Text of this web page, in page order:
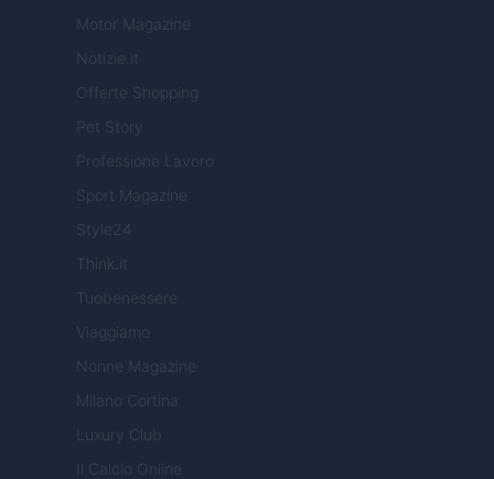
Motor Magazine
Notizie.it
Offerte Shopping
Pet Story
Professione Lavoro
Sport Magazine
Style24
Think.it
Tuobenessere
Viaggiamo
Nonne Magazine
Milano Cortina
Luxury Club
Il Calcio Online